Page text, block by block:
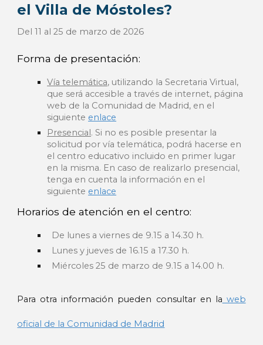
el Villa de Móstoles?
Del 11 al 25 de marzo de 2026
Forma de presentación:
Vía telemática, utilizando la Secretaria Virtual,
que será accesible a través de internet, página
web de la Comunidad de Madrid, en el
siguiente enlace
Presencial. Si no es posible presentar la
solicitud por vía telemática, podrá hacerse en
el centro educativo incluido en primer lugar
en la misma. En caso de realizarlo presencial,
tenga en cuenta la información en el
siguiente enlace
Horarios de atención en el centro:
De lunes a viernes de 9.15 a 14.30 h.
Lunes y jueves de 16.15 a 17.30 h.
Miércoles 25 de marzo de 9.15 a 14.00 h.
Para otra información pueden consultar en la web
oficial de la Comunidad de Madrid